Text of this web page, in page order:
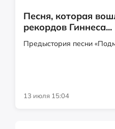
Песня, которая
рекордов Гиннеса...
Предыстория песни
13 июля 15:04